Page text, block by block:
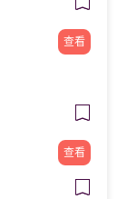
查看
查看